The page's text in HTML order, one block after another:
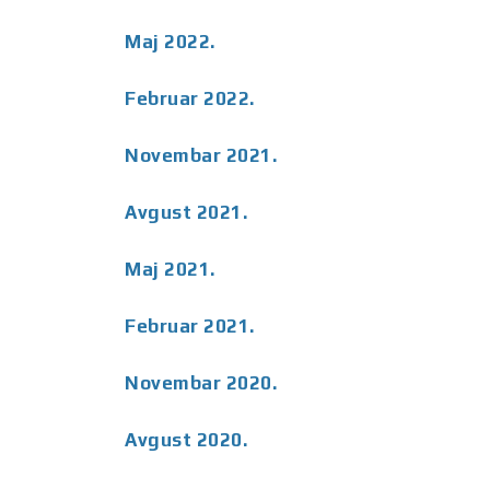
Maj 2022.
Februar 2022.
Novembar 2021.
Avgust 2021.
Maj 2021.
Februar 2021.
Novembar 2020.
Avgust 2020.